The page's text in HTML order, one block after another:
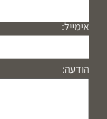
אימייל:
הודעה: